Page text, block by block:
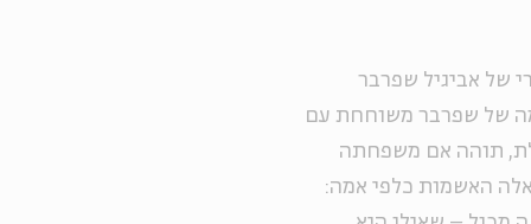
של אביגיל שפרבר
של שפרבר משוחחת עם
תוהה אם משפחתה
האשמות כלפי אמה: